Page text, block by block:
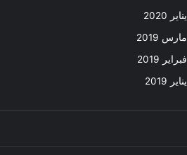
يناير 2020
مارس 2019
فبراير 2019
يناير 2019